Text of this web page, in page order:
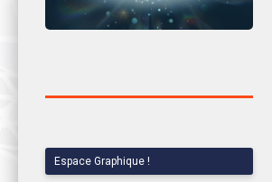
Espace Graphique !